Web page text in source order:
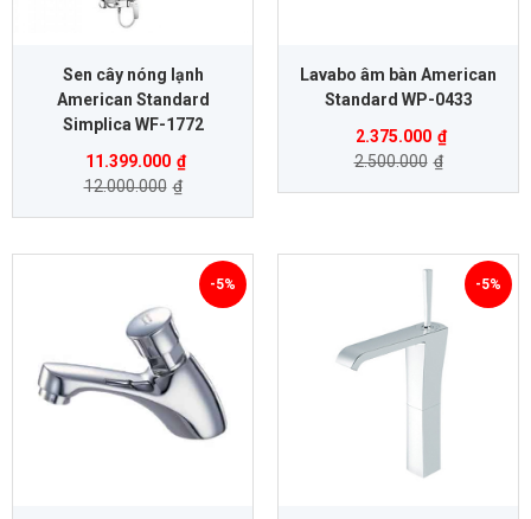
Sen cây nóng lạnh
American Standard
Simplica WF-1772
11.399.000 ₫
12.000.000 ₫
Lavabo âm bàn American
Standard WP-0433
2.375.000 ₫
2.500.000 ₫
-5% -5%